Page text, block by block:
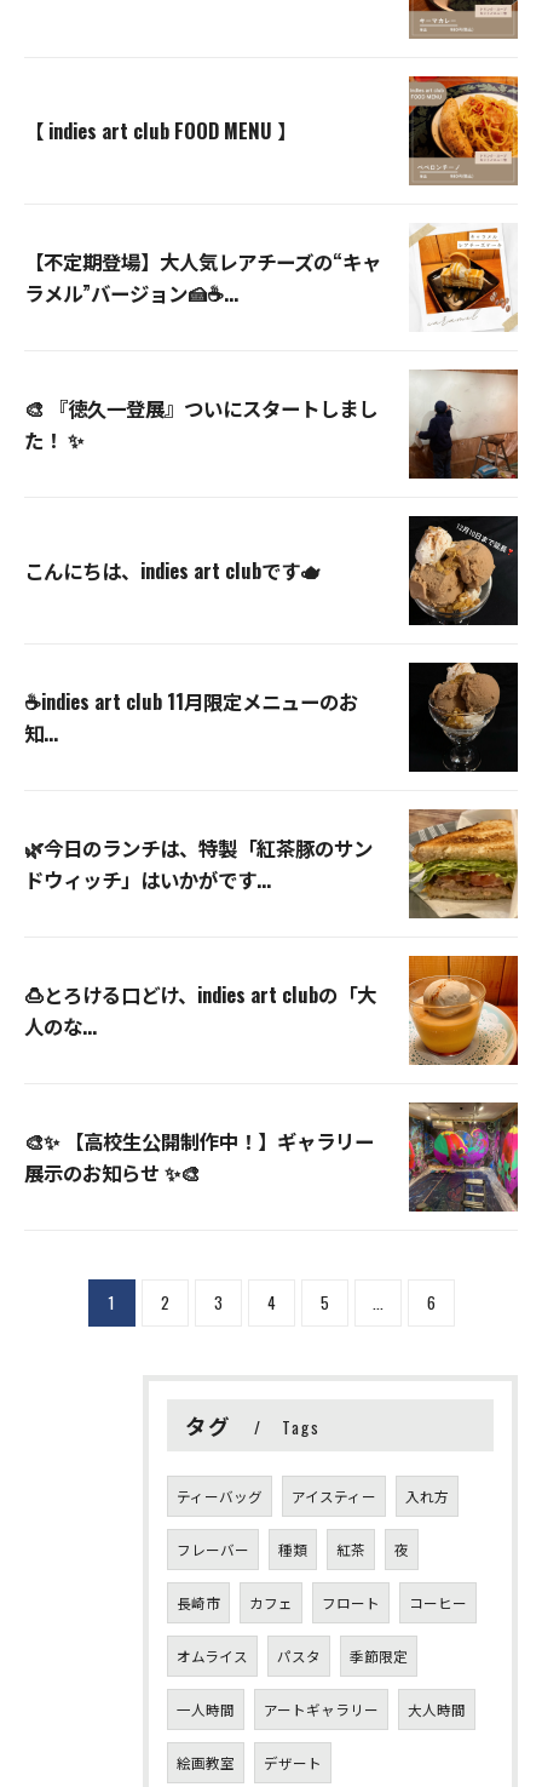
【 indies art club FOOD MENU 】
【不定期登場】大人気レアチーズの“キャ
ラメル”バージョン🍰☕...
🎨 『徳久一登展』ついにスタートしまし
た！ ✨
こんにちは、indies art clubです🫖
☕️indies art club 11月限定メニューのお
知...
🌿今日のランチは、特製「紅茶豚のサン
ドウィッチ」はいかがです...
🍮とろける口どけ、indies art clubの「大
人のな...
🎨✨ 【高校生公開制作中！】ギャラリー
展示のお知らせ ✨🎨
1 2 3 4 5 ... 6
タグ Tags
ティーバッグ アイスティー 入れ方
フレーバー 種類 紅茶 夜
長崎市 カフェ フロート コーヒー
オムライス パスタ 季節限定
一人時間 アートギャラリー 大人時間
絵画教室 デザート